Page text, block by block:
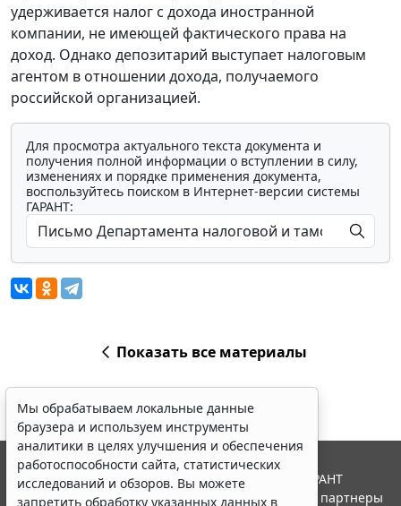
удерживается налог с дохода иностранной
компании, не имеющей фактического права на
доход. Однако депозитарий выступает налоговым
агентом в отношении дохода, получаемого
российской организацией.
Для просмотра актуального текста документа и
получения полной информации о вступлении в силу,
изменениях и порядке применения документа,
воспользуйтесь поиском в Интернет-версии системы
ГАРАНТ:
Показать все материалы
Мы обрабатываем локальные данные
браузера и используем инструменты
аналитики в целях улучшения и обеспечения
работоспособности сайта, статистических
исследований и обзоров. Вы можете
запретить обработку указанных данных в
© ООО "НПП "ГАРАНТ-СЕРВИС", 2026. Система ГАРАНТ
выпускается с 1990 года. Компания "Гарант" и ее партнеры